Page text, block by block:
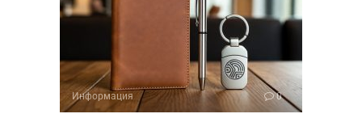
Информация 0